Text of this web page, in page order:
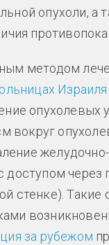
опухоли, а
методом
Израиля
вокруг
стенке).
за рубежом